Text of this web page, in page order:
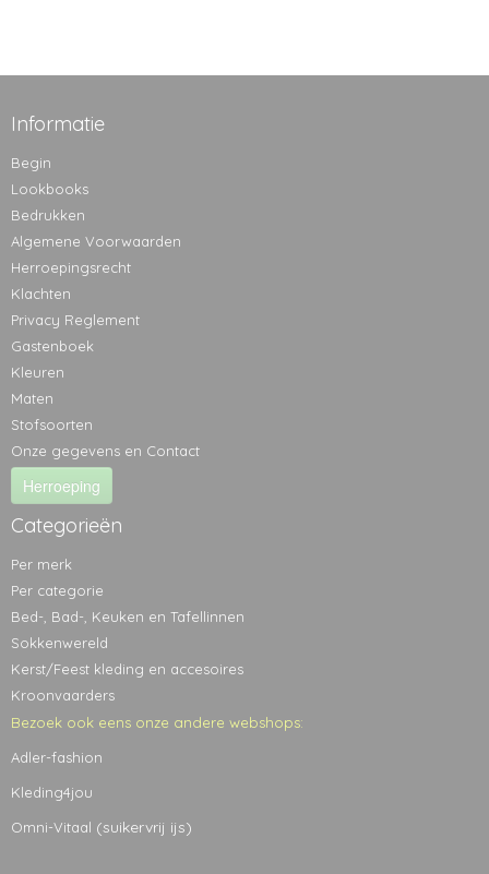
Informatie
Begin
Lookbooks
Bedrukken
Algemene Voorwaarden
Herroepingsrecht
Klachten
Privacy Reglement
Gastenboek
Kleuren
Maten
Stofsoorten
Onze gegevens en Contact
Herroeping
Categorieën
Per merk
Per categorie
Bed-, Bad-, Keuken en Tafellinnen
Sokkenwereld
Kerst/Feest kleding en accesoires
Kroonvaarders
Bezoek ook eens onze andere webshops:
Adler-fashion
Kleding4jou
Omni-Vitaal (suikervrij ijs)